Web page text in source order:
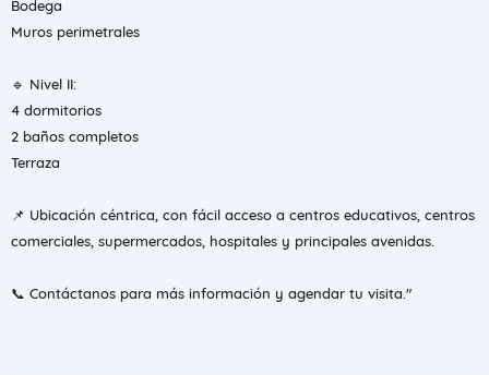
Bodega
Muros perimetrales
🔹 Nivel II:
4 dormitorios
2 baños completos
Terraza
📌 Ubicación céntrica, con fácil acceso a centros educativos, centros
comerciales, supermercados, hospitales y principales avenidas.
📞 Contáctanos para más información y agendar tu visita."